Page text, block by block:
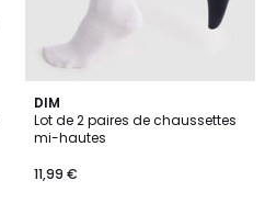
DIM
Lot de 2 paires de chaussettes
mi-hautes
11,99 €
4,2
/ 5